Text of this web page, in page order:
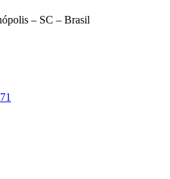
– SC – Brasil